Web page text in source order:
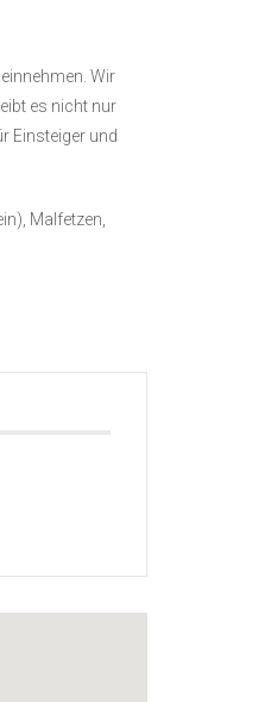
Wir
es nicht nur
Einsteiger und
Malfetzen,